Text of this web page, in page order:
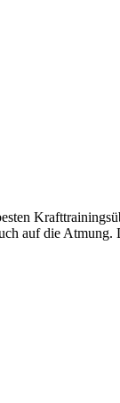
auf die Atmung.